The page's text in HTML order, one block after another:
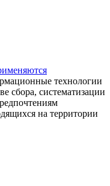
технологии
сбора, систематизации
на территории